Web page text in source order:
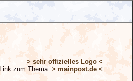
> sehr offizielles Logo <
zum Thema: > mainpost.de <